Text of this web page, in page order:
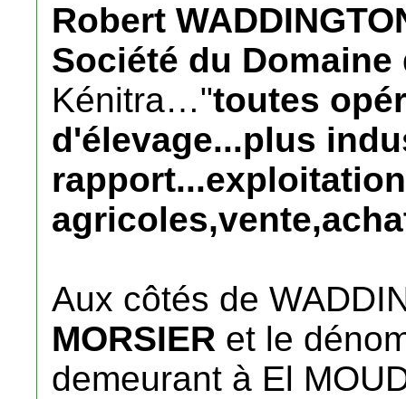
Robert
Société du Domaine
Kénitra…"toutes
d'élevage...plus
Aux côtés de
MORSIER et le
demeurant à El